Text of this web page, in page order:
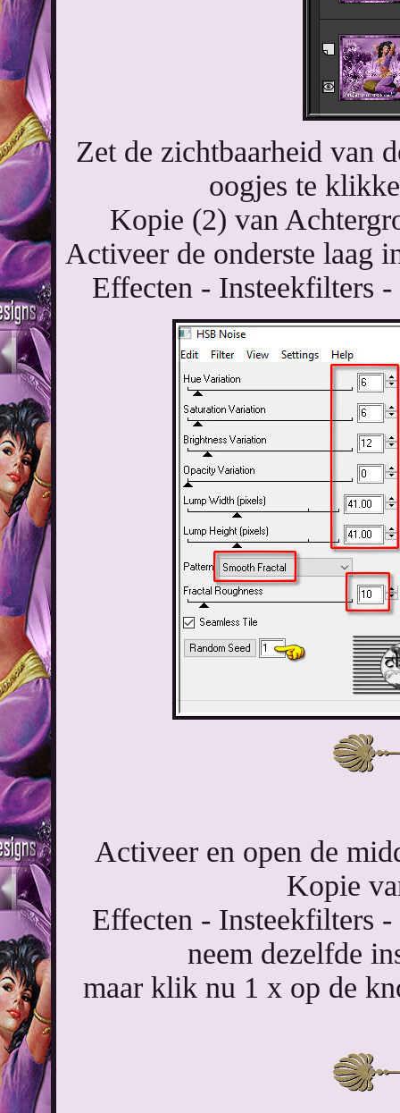
Zet de zichtbaarheid van
oogjes te
Kopie (2) van
Activeer de onderste laag
Effecten - Insteekfilters
Activeer en open de
Kopie
Effecten - Insteekfilters
neem dezelfde
maar klik nu 1 x op de